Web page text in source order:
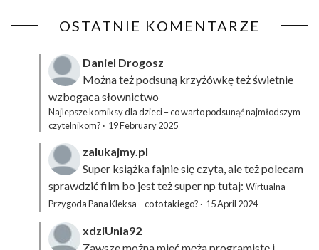
OSTATNIE KOMENTARZE
Daniel Drogosz
Można też podsuną krzyżówkęteż świetnie
wzbogaca słownictwo
Najlepsze komiksy dla dzieci – co warto podsunąć najmłodszym
czytelnikom? · 19 February 2025
zalukajmy.pl
Super książka fajnie się czyta, ale też polecam
sprawdzić film bo jest też super np tutaj: Wirtualna
Przygoda Pana Kleksa – co to takiego? · 15 April 2024
xdziUnia92